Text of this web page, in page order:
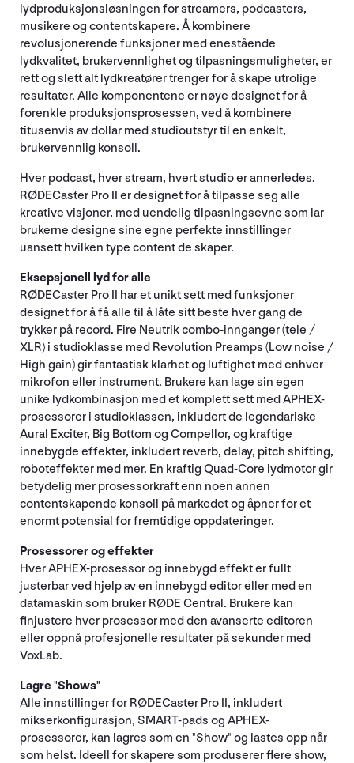
lydproduksjonsløsningen for streamers, podcasters,
musikere og contentskapere. Å kombinere
revolusjonerende funksjoner med enestående
lydkvalitet, brukervennlighet og tilpasningsmuligheter, er
rett og slett alt lydkreatører trenger for å skape utrolige
resultater. Alle komponentene er nøye designet for å
forenkle produksjonsprosessen, ved å kombinere
titusenvis av dollar med studioutstyr til en enkelt,
brukervennlig konsoll.
Hver podcast, hver stream, hvert studio er annerledes.
RØDECaster Pro II er designet for å tilpasse seg alle
kreative visjoner, med uendelig tilpasningsevne som lar
brukerne designe sine egne perfekte innstillinger
uansett hvilken type content de skaper.
Eksepsjonell lyd for alle
RØDECaster Pro II har et unikt sett med funksjoner
designet for å få alle til å låte sitt beste hver gang de
trykker på record. Fire Neutrik combo-innganger (tele /
XLR) i studioklasse med Revolution Preamps (Low noise /
High gain) gir fantastisk klarhet og luftighet med enhver
mikrofon eller instrument. Brukere kan lage sin egen
unike lydkombinasjon med et komplett sett med APHEX-
prosessorer i studioklassen, inkludert de legendariske
Aural Exciter, Big Bottom og Compellor, og kraftige
innebygde effekter, inkludert reverb, delay, pitch shifting,
roboteffekter med mer. En kraftig Quad-Core lydmotor gir
betydelig mer prosessorkraft enn noen annen
contentskapende konsoll på markedet og åpner for et
enormt potensial for fremtidige oppdateringer.
Prosessorer og effekter
Hver APHEX-prosessor og innebygd effekt er fullt
justerbar ved hjelp av en innebygd editor eller med en
datamaskin som bruker RØDE Central. Brukere kan
finjustere hver prosessor med den avanserte editoren
eller oppnå profesjonelle resultater på sekunder med
VoxLab.
Lagre "Shows"
Alle innstillinger for RØDECaster Pro II, inkludert
mikserkonfigurasjon, SMART-pads og APHEX-
prosessorer, kan lagres som en "Show" og lastes opp når
som helst. Ideell for skapere som produserer flere show,